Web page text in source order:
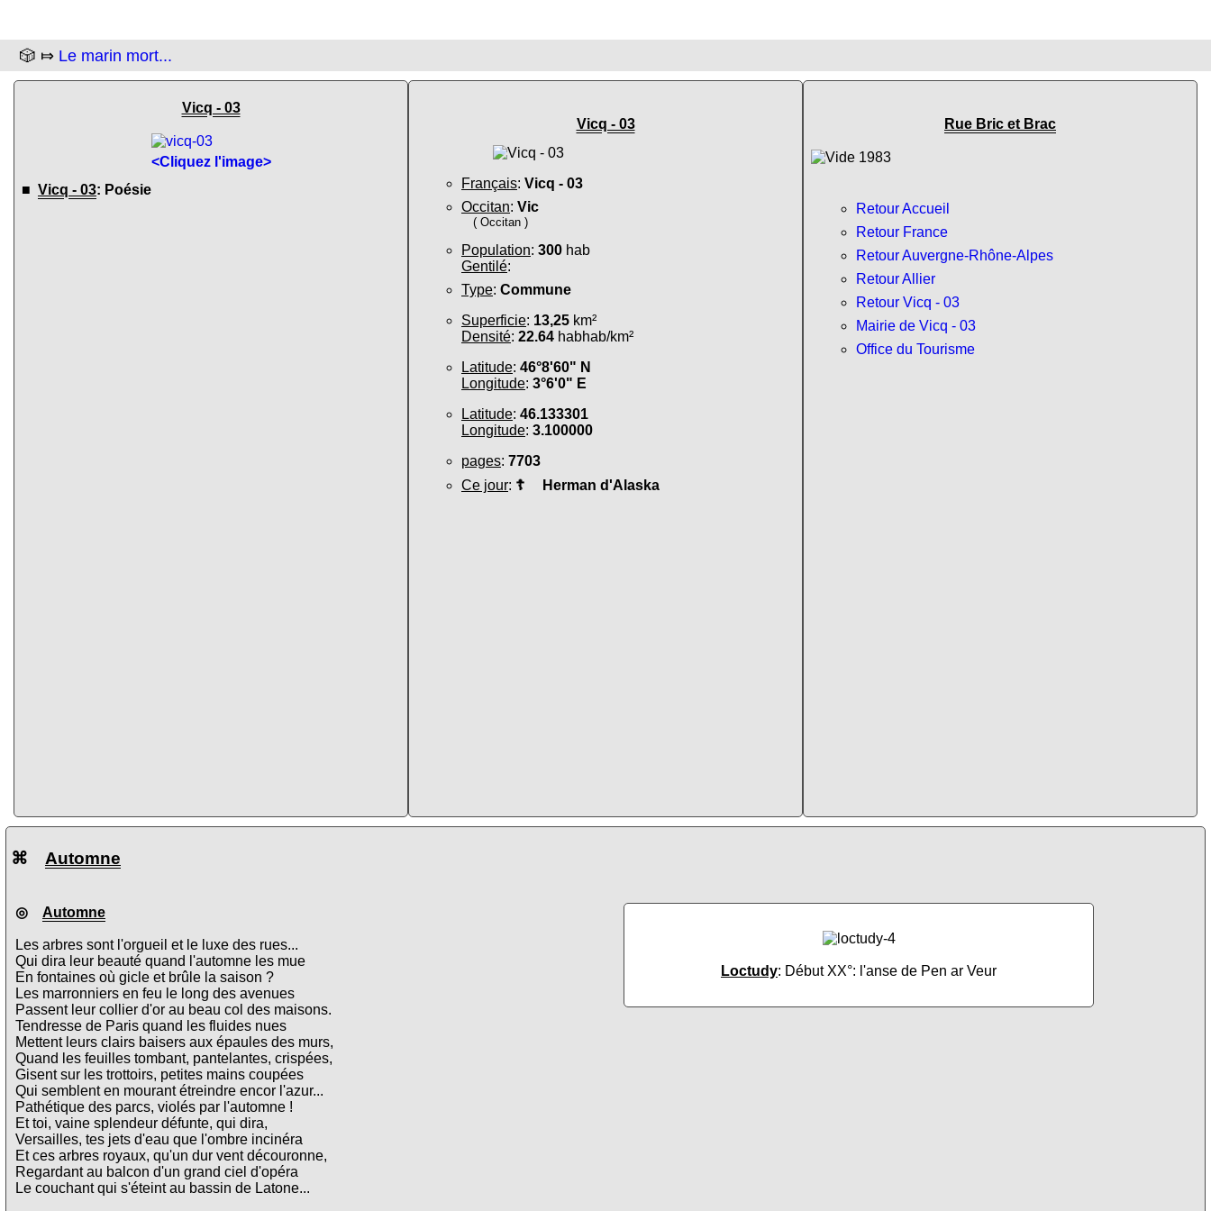
🎲 ⤇ Le marin mort...
Vicq - 03
<Cliquez l'image>
■ Vicq - 03: Poésie
Vicq - 03
Français: Vicq - 03
Occitan: Vic
( Occitan )
Population: 300 hab
Gentilé:
Type: Commune
Superficie: 13,25 km²
Densité: 22.64 habhab/km²
Latitude: 46°8'60" N
Longitude: 3°6'0" E
Latitude: 46.133301
Longitude: 3.100000
pages: 7703
Ce jour: ☦ Herman d'Alaska
Rue Bric et Brac
Retour Accueil
Retour France
Retour Auvergne-Rhône-Alpes
Retour Allier
Retour Vicq - 03
Mairie de Vicq - 03
Office du Tourisme
⌘ Automne
◎ Automne
Les arbres sont l'orgueil et le luxe des rues...
Qui dira leur beauté quand l'automne les mue
En fontaines où gicle et brûle la saison ?
Les marronniers en feu le long des avenues
Passent leur collier d'or au beau col des maisons.
Tendresse de Paris quand les fluides nues
Mettent leurs clairs baisers aux épaules des murs,
Quand les feuilles tombant, pantelantes, crispées,
Gisent sur les trottoirs, petites mains coupées
Qui semblent en mourant étreindre encor l'azur...
Pathétique des parcs, violés par l'automne !
Et toi, vaine splendeur défunte, qui dira,
Versailles, tes jets d'eau que l'ombre incinéra
Et ces arbres royaux, qu'un dur vent découronne,
Regardant au balcon d'un grand ciel d'opéra
Le couchant qui s'éteint au bassin de Latone...
Loctudy: Début XX°: l'anse de Pen ar Veur